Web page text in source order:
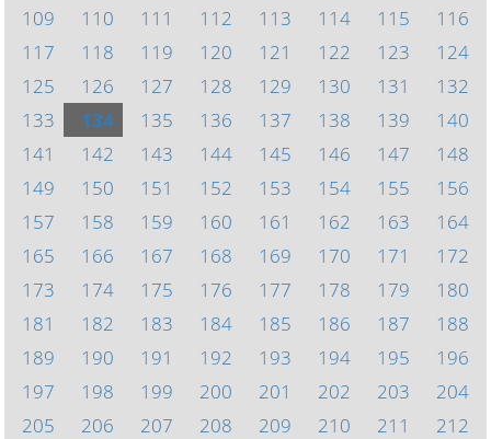
109
110 111 112 113 114 115
116
117
118 119 120 121 122 123
124
125
126 127 128 129 130 131
132
133
134 135 136 137 138 139
140
141
142 143 144 145 146 147
148
149
150 151 152 153 154 155
156
157
158 159 160 161 162 163
164
165
166 167 168 169 170 171
172
173
174 175 176 177 178 179
180
181
182 183 184 185 186 187
188
189
190 191 192 193 194 195
196
197
198 199 200 201 202 203
204
205
206 207 208 209 210 211
212